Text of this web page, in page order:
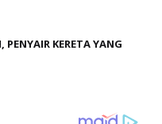
KERETA YANG